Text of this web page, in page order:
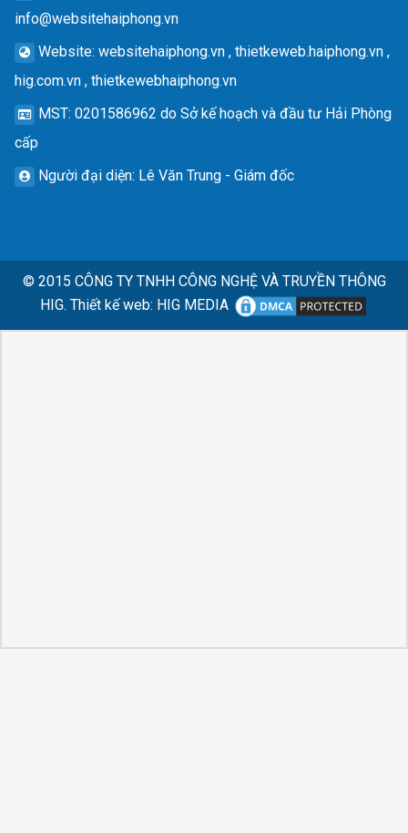
info@websitehaiphong.vn
Website: websitehaiphong.vn , thietkeweb.haiphong.vn ,
hig.com.vn , thietkewebhaiphong.vn
MST: 0201586962 do Sở kế hoạch và đầu tư Hải Phòng
cấp
Người đại diện: Lê Văn Trung - Giám đốc
© 2015 CÔNG TY TNHH CÔNG NGHỆ VÀ TRUYỀN THÔNG
HIG. Thiết kế web: HIG MEDIA